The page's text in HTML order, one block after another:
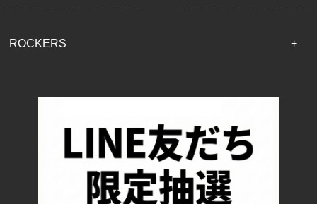
ROCKERS
配送・送料について
返品について
お支払い方法について
特定商取引法に基づく表記
プライバシーポリシー